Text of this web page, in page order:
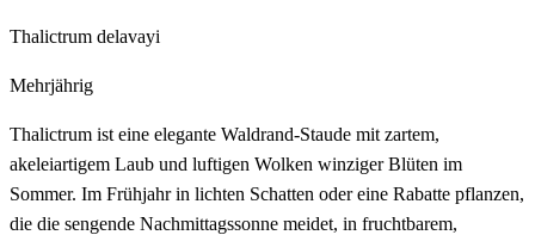
Thalictrum delavayi
Mehrjährig
Thalictrum ist eine elegante Waldrand-Staude mit zartem,
akeleiartigem Laub und luftigen Wolken winziger Blüten im
Sommer. Im Frühjahr in lichten Schatten oder eine Rabatte pflanzen,
die die sengende Nachmittagssonne meidet, in fruchtbarem,